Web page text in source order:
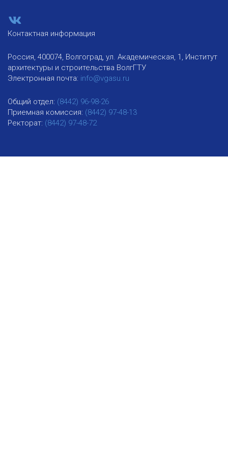
Контактная информация
Россия, 400074, Волгоград, ул. Академическая, 1, Институт
архитектуры и строительства ВолгГТУ
Электронная почта: info@vgasu.ru
Общий отдел: (8442) 96-98-26
Приемная комиссия: (8442) 97-48-13
Ректорат: (8442) 97-48-72